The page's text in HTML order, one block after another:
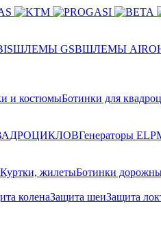
ШЛЕМЫ GSBШЛЕМЫ
и костюмыБотинки для
Генераторы ELP
Куртки, жилетыБотинки
коленаЗащита шеиЗащита